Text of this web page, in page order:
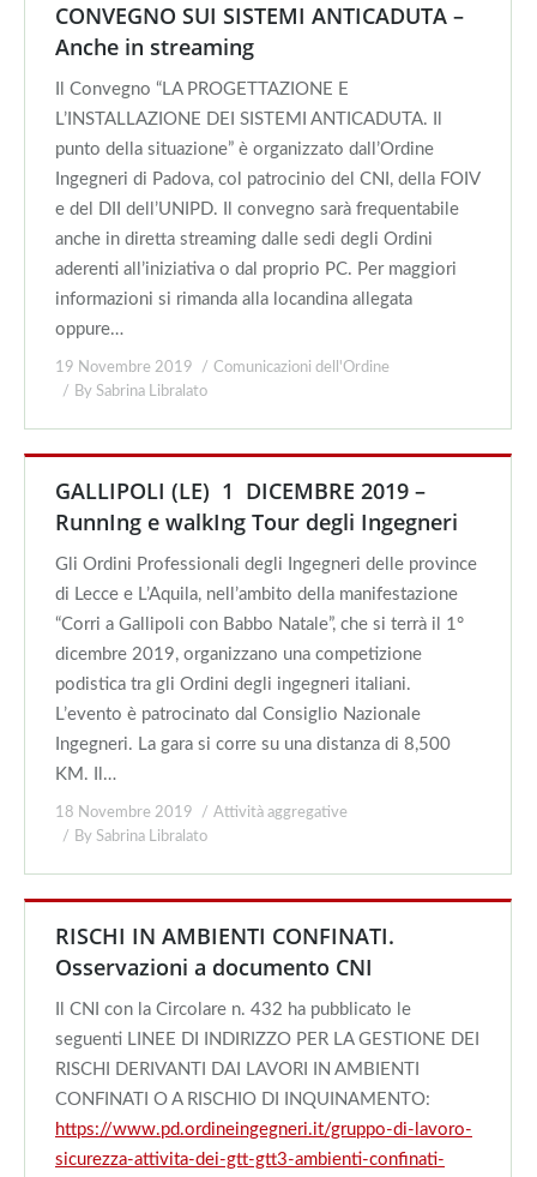
CONVEGNO SUI SISTEMI ANTICADUTA –
Anche in streaming
Il Convegno “LA PROGETTAZIONE E
L’INSTALLAZIONE DEI SISTEMI ANTICADUTA. Il
punto della situazione” è organizzato dall’Ordine
Ingegneri di Padova, col patrocinio del CNI, della FOIV
e del DII dell’UNIPD. Il convegno sarà frequentabile
anche in diretta streaming dalle sedi degli Ordini
aderenti all’iniziativa o dal proprio PC. Per maggiori
informazioni si rimanda alla locandina allegata
oppure…
19 Novembre 2019
Comunicazioni dell'Ordine
By Sabrina Libralato
GALLIPOLI (LE) 1 DICEMBRE 2019 –
RunnIng e walkIng Tour degli Ingegneri
Gli Ordini Professionali degli Ingegneri delle province
di Lecce e L’Aquila, nell’ambito della manifestazione
“Corri a Gallipoli con Babbo Natale”, che si terrà il 1°
dicembre 2019, organizzano una competizione
podistica tra gli Ordini degli ingegneri italiani.
L’evento è patrocinato dal Consiglio Nazionale
Ingegneri. La gara si corre su una distanza di 8,500
KM. Il…
18 Novembre 2019
Attività aggregative
By Sabrina Libralato
RISCHI IN AMBIENTI CONFINATI.
Osservazioni a documento CNI
Il CNI con la Circolare n. 432 ha pubblicato le
seguenti LINEE DI INDIRIZZO PER LA GESTIONE DEI
RISCHI DERIVANTI DAI LAVORI IN AMBIENTI
CONFINATI O A RISCHIO DI INQUINAMENTO:
https://www.pd.ordineingegneri.it/gruppo-di-lavoro-
sicurezza-attivita-dei-gtt-gtt3-ambienti-confinati-